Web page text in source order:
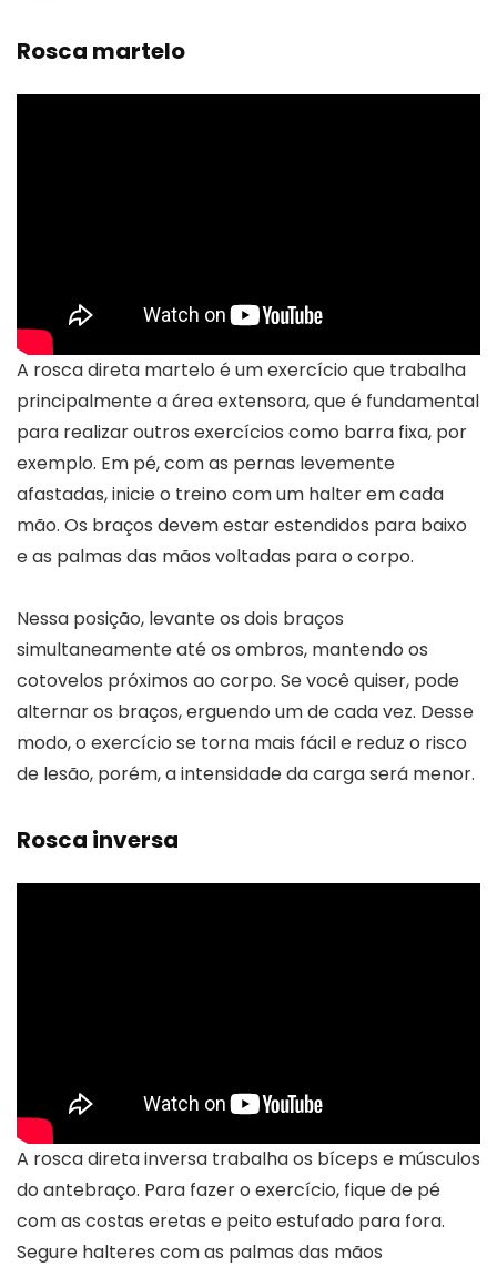
Rosca martelo
A rosca direta martelo é um exercício que trabalha
principalmente a área extensora, que é fundamental
para realizar outros exercícios como barra fixa, por
exemplo. Em pé, com as pernas levemente
afastadas, inicie o treino com um halter em cada
mão. Os braços devem estar estendidos para baixo
e as palmas das mãos voltadas para o corpo.
Nessa posição, levante os dois braços
simultaneamente até os ombros, mantendo os
cotovelos próximos ao corpo. Se você quiser, pode
alternar os braços, erguendo um de cada vez. Desse
modo, o exercício se torna mais fácil e reduz o risco
de lesão, porém, a intensidade da carga será menor.
Rosca inversa
A rosca direta inversa trabalha os bíceps e músculos
do antebraço. Para fazer o exercício, fique de pé
com as costas eretas e peito estufado para fora.
Segure halteres com as palmas das mãos